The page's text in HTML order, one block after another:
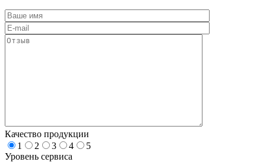
Качество продукции
1
2 3 4
5
Уровень сервиса